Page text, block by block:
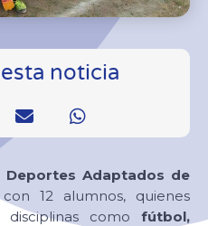
noticia
Deportes Adaptados de
12 alumnos, quienes
disciplinas como fútbol,